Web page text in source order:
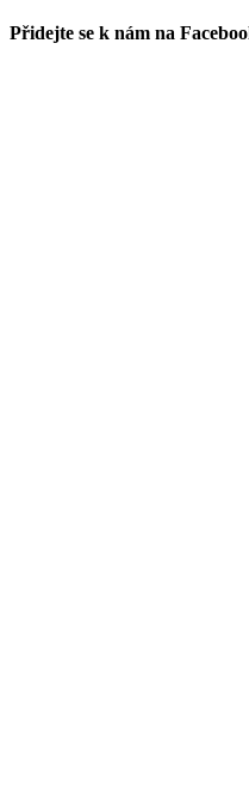
Přidejte se k nám na